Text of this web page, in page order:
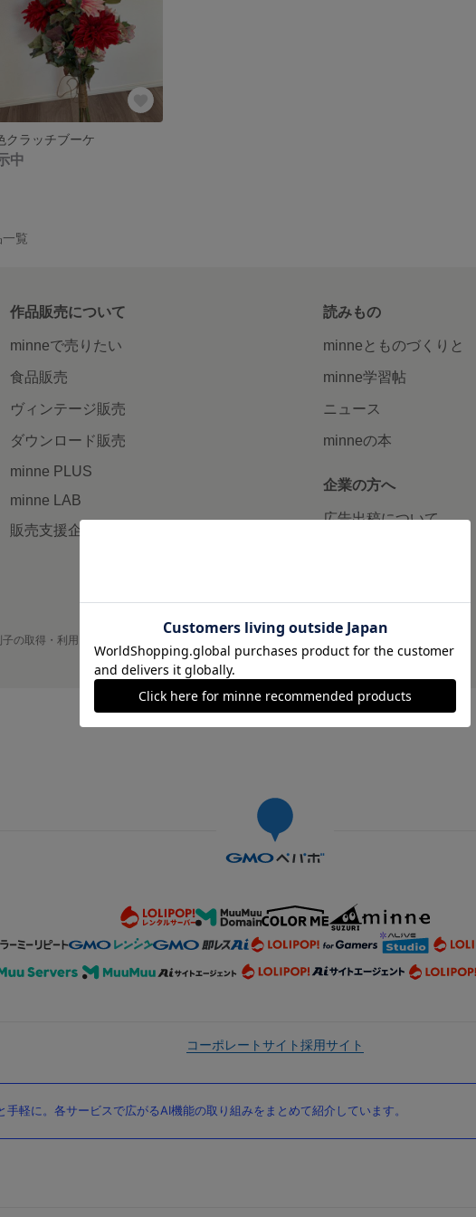
クラッチブーケ
中
覧
作品販売について
minneで売りたい
食品販売
ヴィンテージ販売
ダウンロード販売
minne PLUS
minne LAB
販売支援企画・イベント
読みもの
minneとものづくりと
minne学習帖
ニュース
minneの本
企業の方へ
広告出稿について
の取得・利用 採用情報 メディアキット
©GMO Pepabo, Inc. All rights reserved.
コーポレートサイト採用サイト
軽に。各サービスで広がるAI機能の取り組みをまとめて紹介しています。